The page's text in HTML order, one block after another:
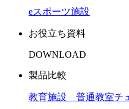
eスポーツ施設
お役立ち資料
DOWNLOAD
製品比較
教育施設 普通教室チ